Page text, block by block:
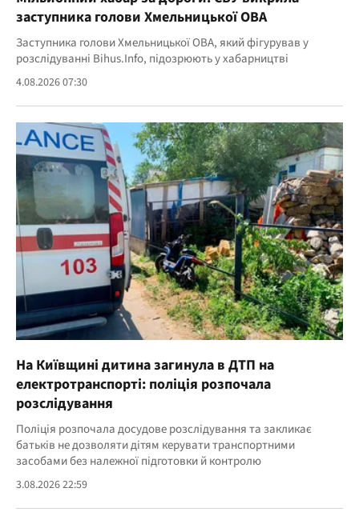
заступника голови Хмельницької ОВА
Заступника голови Хмельницької ОВА, який фігурував у
розслідуванні Bihus.Info, підозрюють у хабарництві
4.08.2026 07:30
На Київщині дитина загинула в ДТП на
електротранспорті: поліція розпочала
розслідування
Поліція розпочала досудове розслідування та закликає
батьків не дозволяти дітям керувати транспортними
засобами без належної підготовки й контролю
3.08.2026 22:59